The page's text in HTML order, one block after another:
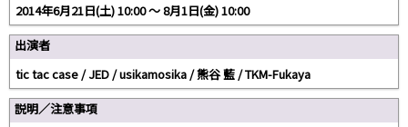
2014年6月21日(土) 10:00 〜 8月1日(金) 10:00
出演者
tic tac case / JED / usikamosika / 熊谷 藍 / TKM-Fukaya
説明／注意事項